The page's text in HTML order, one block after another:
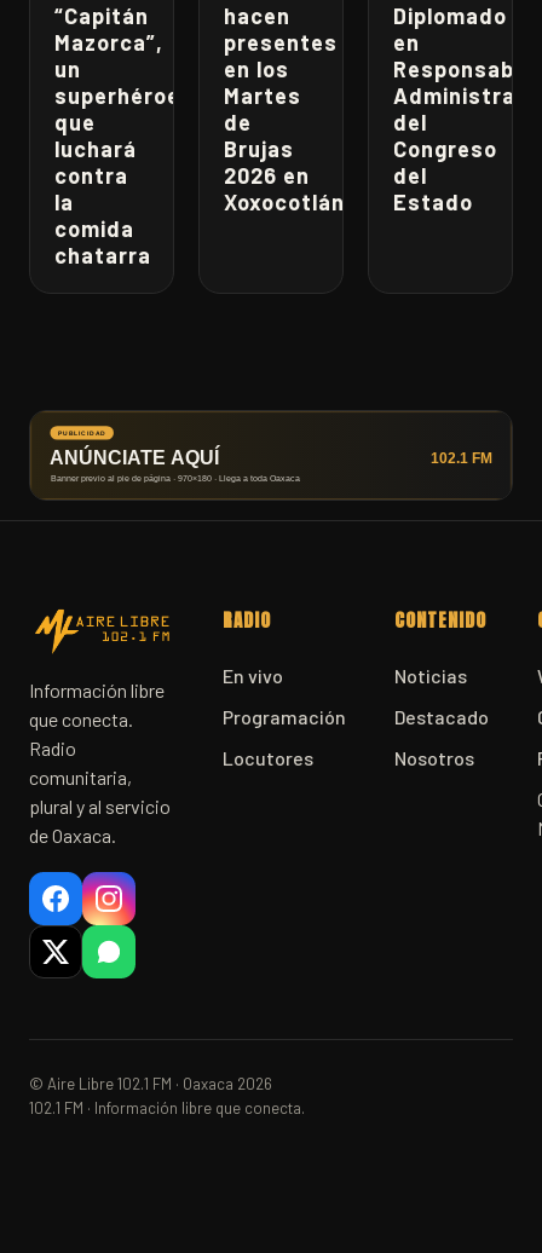
“Capitán
Mazorca”,
un
superhéroe
que
luchará
contra
la
comida
chatarra
hacen
presentes
en los
Martes
de
Brujas
2026 en
Xoxocotlán
Diplomado
en
del
Congreso
del
Estado
Información libre
que conecta.
Radio
comunitaria,
plural y al servicio
de Oaxaca.
RADIO
En vivo
Programación
Locutores
CONTENIDO
Noticias
Destacado
Nosotros
© Aire Libre 102.1 FM · Oaxaca 2026
102.1 FM · Información libre que conecta.